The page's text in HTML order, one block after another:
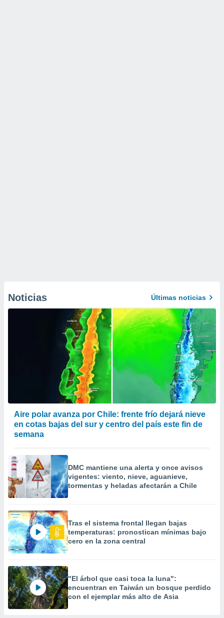
Noticias Últimas noticias
Aire polar avanza por Chile: frente frío dejará nieve
en cotas bajas del sur y centro del país este fin de
semana
DMC mantiene una alerta y once avisos
vigentes: viento, nieve, aguanieve,
tormentas y heladas afectarán a Chile
Tras el sistema frontal llegan bajas
temperaturas: pronostican mínimas bajo
cero en la zona central
"El árbol que casi toca la luna":
encuentran en Taiwán un bosque perdido
con el ejemplar más alto de Asia